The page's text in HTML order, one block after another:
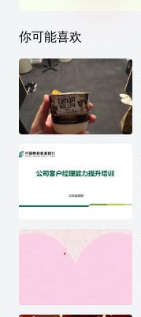
你可能喜欢